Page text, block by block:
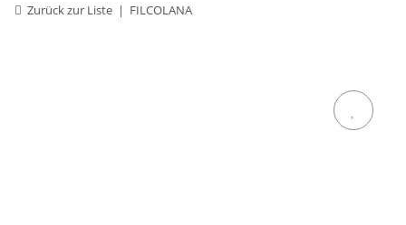
Zurück zur Liste FILCOLANA